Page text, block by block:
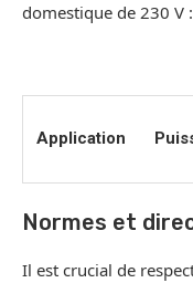
domestique de 230 V :
Application
Normes et
Il est crucial de